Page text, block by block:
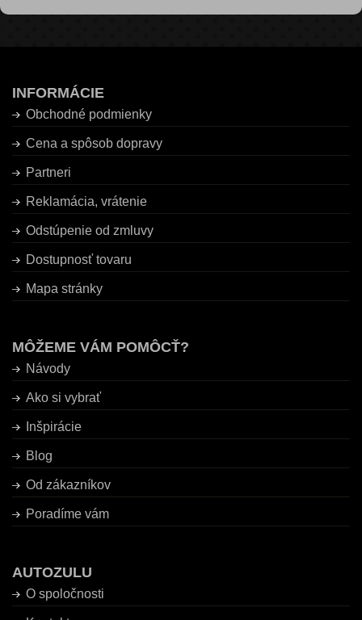
INFORMÁCIE
Obchodné podmienky
Cena a spôsob dopravy
Partneri
Reklamácia, vrátenie
Odstúpenie od zmluvy
Dostupnosť tovaru
Mapa stránky
MÔŽEME VÁM POMÔCŤ?
Návody
Ako si vybrať
Inšpirácie
Blog
Od zákazníkov
Poradíme vám
AUTOZULU
O spoločnosti